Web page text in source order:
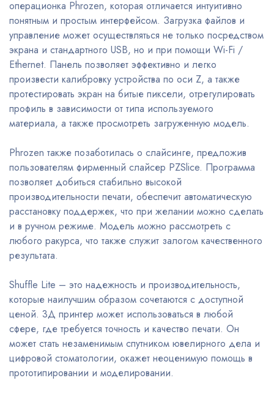
операционка Phrozen, которая отличается интуитивно
понятным и простым интерфейсом. Загрузка файлов и
управление может осуществляться не только посредством
экрана и стандартного USB, но и при помощи Wi-Fi /
Ethernet. Панель позволяет эффективно и легко
произвести калибровку устройства по оси Z, а также
протестировать экран на битые пиксели, отрегулировать
профиль в зависимости от типа используемого
материала, а также просмотреть загруженную модель.
Phrozen также позаботилась о слайсинге, предложив
пользователям фирменный слайсер PZSlice. Программа
позволяет добиться стабильно высокой
производительности печати, обеспечит автоматическую
расстановку поддержек, что при желании можно сделать
и в ручном режиме. Модель можно рассмотреть с
любого ракурса, что также служит залогом качественного
результата.
Shuffle Lite – это надежность и производительность,
которые наилучшим образом сочетаются с доступной
ценой. 3Д принтер может использоваться в любой
сфере, где требуется точность и качество печати. Он
может стать незаменимым спутником ювелирного дела и
цифровой стоматологии, окажет неоценимую помощь в
прототипировании и моделировании.